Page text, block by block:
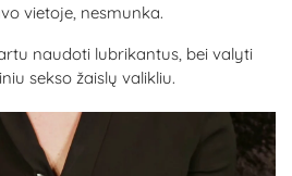
vietoje, nesmunka.
naudoti lubrikantus, bei valyti
sekso žaislų valikliu.